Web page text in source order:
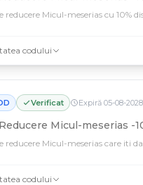
reducere Micul-meserias cu 10%
codului
Verificat Expiră 05-08-2028
Micul-meserias -
reducere Micul-meserias care iti
codului